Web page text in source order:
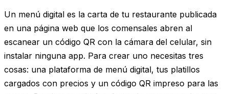
Un menú digital es la carta de tu restaurante publicada
en una página web que los comensales abren al
escanear un código QR con la cámara del celular, sin
instalar ninguna app. Para crear uno necesitas tres
cosas: una plataforma de menú digital, tus platillos
cargados con precios y un código QR impreso para las